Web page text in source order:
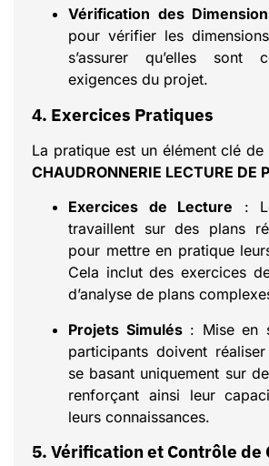
Vérification des
pour vérifier les
s’assurer qu’elles sont
exigences du projet.
4. Exercices Pratiques
La pratique est un élément clé de
CHAUDRONNERIE LECTURE DE
Exercices de Lecture :
travaillent sur des plans
pour mettre en pratique
Cela inclut des exercices
d’analyse de plans
Projets Simulés: Mise en
participants doivent
se basant uniquement sur
renforçant ainsi leur
leurs connaissances.
5. Vérification et Contrôle